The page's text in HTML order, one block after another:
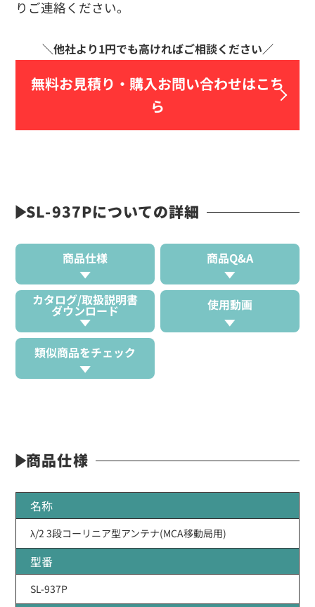
りご連絡ください。
無料お見積り・ 購入お問い合わせはこち
ら
SL-937Pについての詳細
商品仕様 商品Q&A
カタログ/取扱説明書
ダウンロード 使用動画
類似商品をチェック
商品仕様
名称
λ/2 3段コーリニア型アンテナ(MCA移動局用)
型番
SL-937P